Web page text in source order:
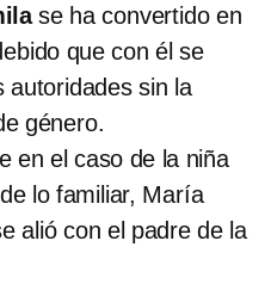
se ha convertido en
que con él se
autoridades sin la
género.
en el caso de la niña
lo familiar, María
alió con el padre de la